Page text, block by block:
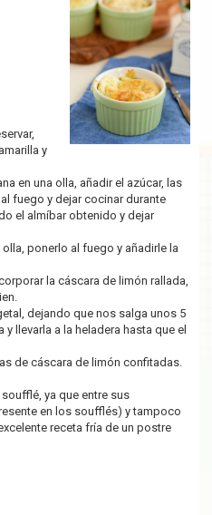
y
en una olla, añadir el azúcar, las
fuego y dejar cocinar durante
el almíbar obtenido y dejar
ponerlo al fuego y añadirle la
la cáscara de limón rallada,
dejando que nos salga unos 5
llevarla a la heladera hasta que el
de cáscara de limón confitadas.
ya que entre sus
en los soufflés) y tampoco
receta fría de un postre